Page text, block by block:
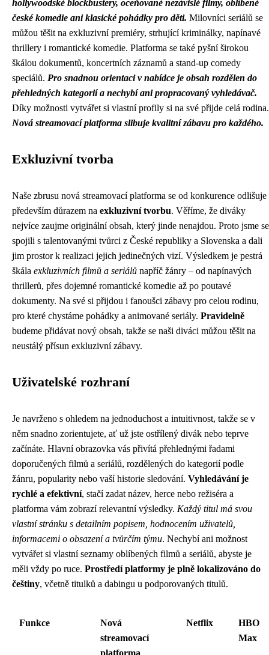
hollywoodské blockbustery, oceňované nezávislé filmy, oblíbené
české komedie ani klasické pohádky pro děti. Milovníci seriálů se
můžou těšit na exkluzivní premiéry, strhující kriminálky, napínavé
thrillery i romantické komedie. Platforma se také pyšní širokou
škálou dokumentů, koncertních záznamů a stand-up comedy
speciálů. Pro snadnou orientaci v nabídce je obsah rozdělen do
přehledných kategorií a nechybí ani propracovaný vyhledávač.
Díky možnosti vytvářet si vlastní profily si na své přijde celá rodina.
Nová streamovací platforma slibuje kvalitní zábavu pro každého.
Exkluzivní tvorba
Naše zbrusu nová streamovací platforma se od konkurence odlišuje
především důrazem na exkluzivní tvorbu. Věříme, že diváky
nejvíce zaujme originální obsah, který jinde nenajdou. Proto jsme se
spojili s talentovanými tvůrci z České republiky a Slovenska a dali
jim prostor k realizaci jejich jedinečných vizí. Výsledkem je pestrá
škála exkluzivních filmů a seriálů napříč žánry – od napínavých
thrillerů, přes dojemné romantické komedie až po poutavé
dokumenty. Na své si přijdou i fanoušci zábavy pro celou rodinu,
pro které chystáme pohádky a animované seriály. Pravidelně
budeme přidávat nový obsah, takže se naši diváci můžou těšit na
neustálý přísun exkluzivní zábavy.
Uživatelské rozhraní
Je navrženo s ohledem na jednoduchost a intuitivnost, takže se v
něm snadno zorientujete, ať už jste ostřílený divák nebo teprve
začínáte. Hlavní obrazovka vás přivítá přehlednými řadami
doporučených filmů a seriálů, rozdělených do kategorií podle
žánru, popularity nebo vaší historie sledování. Vyhledávání je
rychlé a efektivní, stačí zadat název, herce nebo režiséra a
platforma vám zobrazí relevantní výsledky. Každý titul má svou
vlastní stránku s detailním popisem, hodnocením uživatelů,
informacemi o obsazení a tvůrčím týmu. Nechybí ani možnost
vytvářet si vlastní seznamy oblíbených filmů a seriálů, abyste je
měli vždy po ruce. Prostředí platformy je plně lokalizováno do
češtiny, včetně titulků a dabingu u podporovaných titulů.
Funkce
Nová
streamovací
platforma
Netflix
HBO
Max